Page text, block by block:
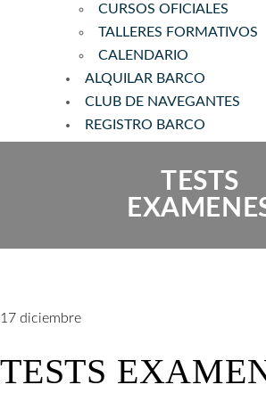
CURSOS OFICIALES
TALLERES FORMATIVOS
CALENDARIO
ALQUILAR BARCO
CLUB DE NAVEGANTES
REGISTRO BARCO
TESTS
17 diciembre
TESTS